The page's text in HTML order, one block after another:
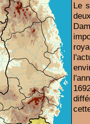
Le